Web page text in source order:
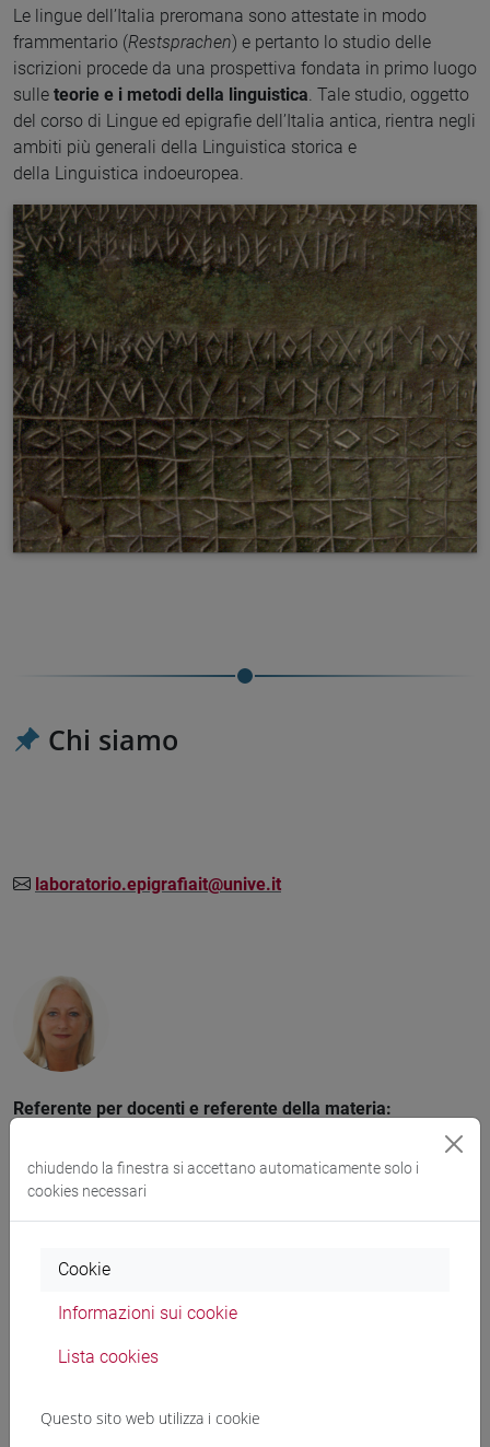
Le lingue dell’Italia preromana sono attestate in modo
frammentario (Restsprachen) e pertanto lo studio delle
iscrizioni procede da una prospettiva fondata in primo luogo
sulle teorie e i metodi della linguistica. Tale studio, oggetto
del corso di Lingue ed epigrafie dell’Italia antica, rientra negli
ambiti più generali della Linguistica storica e
della Linguistica indoeuropea.
Chi siamo
laboratorio.epigrafiait@unive.it
Referente per docenti e referente della materia:
Patrizia Solinas, solinas@unive.it
chiudendo la finestra si accettano automaticamente solo i
cookies necessari
Cookie
Informazioni sui cookie
Lista cookies
Questo sito web utilizza i cookie